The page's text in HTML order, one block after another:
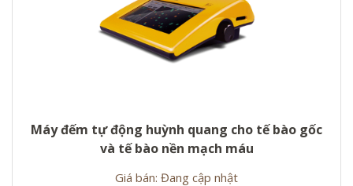
Máy đếm tự động huỳnh quang cho tế bào gốc
và tế bào nền mạch máu
Giá bán: Đang cập nhật